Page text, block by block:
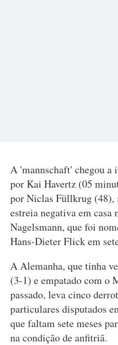
A 'mannschaft' chegou a
por Kai Havertz (05
por Niclas Füllkrug (48),
estreia negativa em casa
Nagelsmann, que foi
Hans-Dieter Flick em
A Alemanha, que tinha
(3-1) e empatado com o
passado, leva cinco
particulares disputados
que faltam sete meses
na condição de anfitriã.